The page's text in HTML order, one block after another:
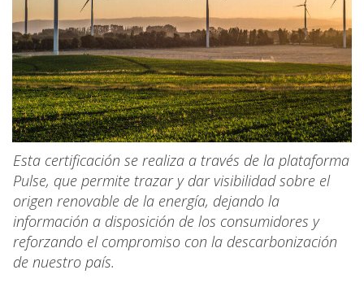
Esta certificación se realiza a través de la plataforma
Pulse, que permite trazar y dar visibilidad sobre el
origen renovable de la energía, dejando la
información a disposición de los consumidores y
reforzando el compromiso con la descarbonización
de nuestro país.